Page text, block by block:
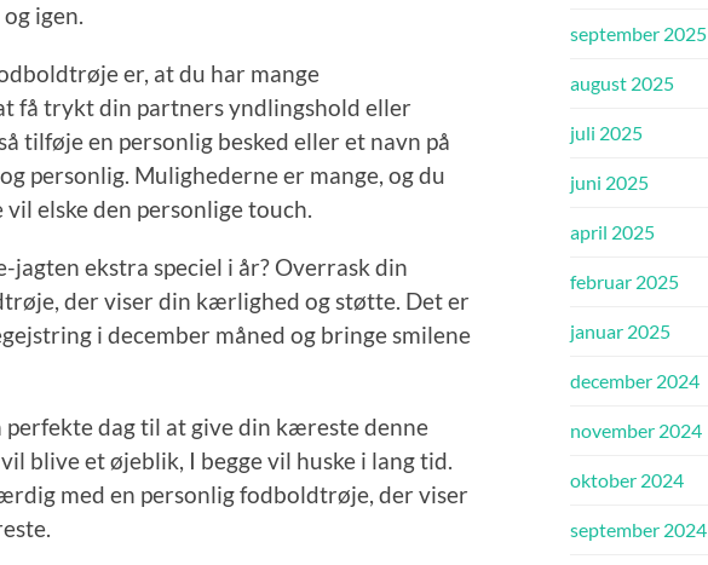
igen.
er, at du har mange
få trykt din partners yndlingshold eller
tilføje en personlig besked eller et navn på
personlig. Mulighederne er mange, og du
elske den personlige touch.
ekstra speciel i år? Overrask din
der viser din kærlighed og støtte. Det er
i december måned og bringe smilene
perfekte dag til at give din kæreste denne
blive et øjeblik, I begge vil huske i lang tid.
med en personlig fodboldtrøje, der viser
september 2025
august 2025
juli 2025
juni 2025
april 2025
februar 2025
januar 2025
december 2024
november 2024
oktober 2024
september 2024